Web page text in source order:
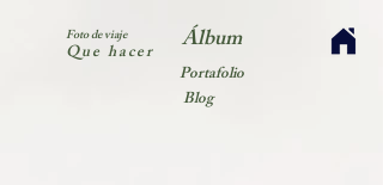
Foto de viaje
Que hacer Álbum
Portafolio
Blog